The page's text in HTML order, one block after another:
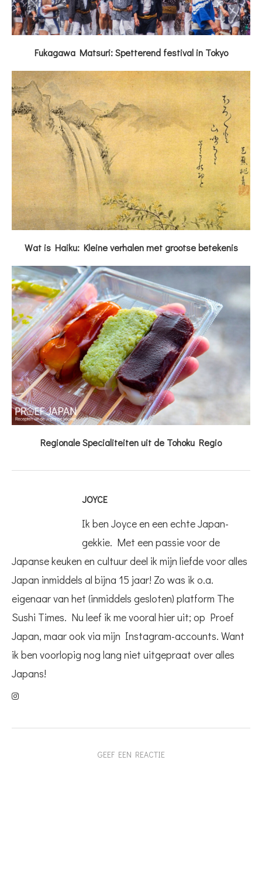
Fukagawa Matsuri: Spetterend festival in Tokyo
Wat is Haiku: Kleine verhalen met grootse betekenis
Regionale Specialiteiten uit de Tohoku Regio
JOYCE
Ik ben Joyce en een echte Japan-
gekkie. Met een passie voor de
Japanse keuken en cultuur deel ik mijn liefde voor alles
Japan inmiddels al bijna 15 jaar! Zo was ik o.a.
eigenaar van het (inmiddels gesloten) platform The
Sushi Times. Nu leef ik me vooral hier uit; op Proef
Japan, maar ook via mijn Instagram-accounts. Want
ik ben voorlopig nog lang niet uitgepraat over alles
Japans!
GEEF EEN REACTIE